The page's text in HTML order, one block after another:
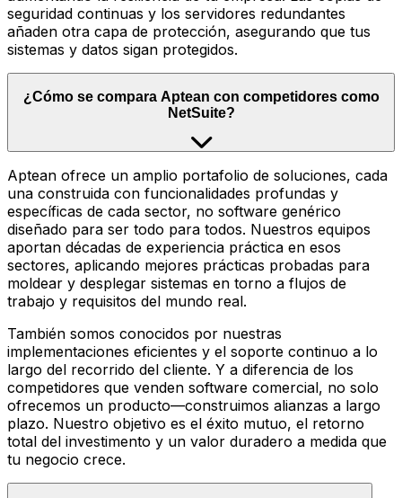
seguridad continuas y los servidores redundantes
añaden otra capa de protección, asegurando que tus
sistemas y datos sigan protegidos.
¿Cómo se compara Aptean con competidores como
NetSuite?
Aptean ofrece un amplio portafolio de soluciones, cada
una construida con funcionalidades profundas y
específicas de cada sector, no software genérico
diseñado para ser todo para todos. Nuestros equipos
aportan décadas de experiencia práctica en esos
sectores, aplicando mejores prácticas probadas para
moldear y desplegar sistemas en torno a flujos de
trabajo y requisitos del mundo real.
También somos conocidos por nuestras
implementaciones eficientes y el soporte continuo a lo
largo del recorrido del cliente. Y a diferencia de los
competidores que venden software comercial, no solo
ofrecemos un producto—construimos alianzas a largo
plazo. Nuestro objetivo es el éxito mutuo, el retorno
total del investimento y un valor duradero a medida que
tu negocio crece.